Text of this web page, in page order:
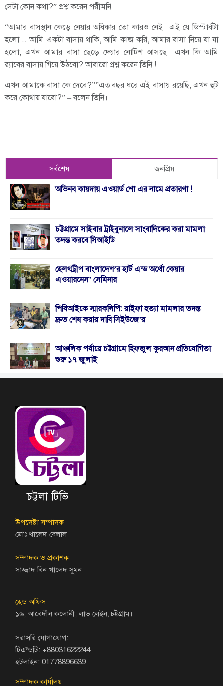
সেটা কোন কথা?” প্রশ্ন করেন পরীমনি।
“আমার বাসস্থান কেড়ে নেয়ার অধিকার তো কারও নেই। এই যে ডিস্টার্বটা
হলো .. আমি একটা বাসায় থাকি, আমি কাজ করি, আমার বাসা নিয়ে যা যা
হলো, এখন আমার বাসা ছেড়ে দেয়ার নোটিশ আসছে। এখন কি আমি
র‍্যাবের বাসায় গিয়ে উঠবো? আবারো প্রশ্ন করেন তিনি !
এখন আমাকে বাসা কে দেবে?””এত বছর ধরে এই বাসায় রয়েছি, এখন হুট
করে কোথায় যাবো?” – বলেন তিনি।
সর্বশেষ জনপ্রিয়
অভিনব কায়দায় এওয়ার্ড শো এর নামে প্রতারণা !
চট্টগ্রামে সাইবার ট্রাইবুনালে সাংবাদিকের করা মামলা
তদন্ত করবে সিআইডি
হেলথট্রীপ বাংলাদেশ’র হার্ট এন্ড অর্থো কেয়ার
এওয়ারনেস’ সেমিনার
পিবিআইকে স্মারকলিপি: রাইফা হত্যা মামলার তদন্ত
দ্রুত শেষ করার দাবি সিইউজে’র
আঞ্চলিক পর্যায়ে চট্টগ্রামে হিফজুল কুরআন প্রতিযোগিতা
শুরু ১৭ জুলাই
চট্টলা টিভি
উপদেষ্টা সম্পাদক
মোঃ খালেদ বেলাল
সম্পাদক ও প্রকাশক
সাজ্জাদ বিন খালেদ সুমন
হেড অফিস
১৬, আবেদীন কলোনী, লাভ লেইন, চট্টগ্রাম।
সরাসরি যোগাযোগ:
টিএন্ডটি: +88031622244
হটলাইন: 01778896639
সম্পাদক কার্যালয়